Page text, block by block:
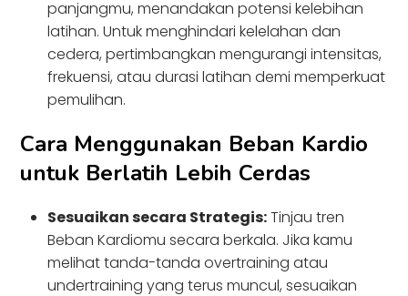
panjangmu, menandakan potensi kelebihan
latihan. Untuk menghindari kelelahan dan
cedera, pertimbangkan mengurangi intensitas,
frekuensi, atau durasi latihan demi memperkuat
pemulihan.
Cara Menggunakan Beban Kardio
untuk Berlatih Lebih Cerdas
Sesuaikan secara Strategis:Tinjau tren
Beban Kardiomu secara berkala. Jika kamu
melihat tanda-tanda overtraining atau
undertraining yang terus muncul, sesuaikan